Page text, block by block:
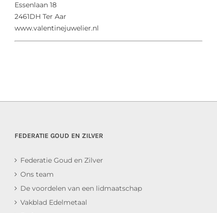
Essenlaan 18
2461DH Ter Aar
www.valentinejuwelier.nl
FEDERATIE GOUD EN ZILVER
Federatie Goud en Zilver
Ons team
De voordelen van een lidmaatschap
Vakblad Edelmetaal